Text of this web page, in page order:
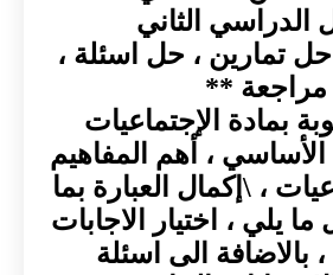
الدراسي الثاني
تمارين ، حل اسئلة ،
مراجعة **
بمادة الإجتماعيات
، أهم المفاهيم
، \إكمال العبارة بما
ما يلي ، اختيار الاجابات
بالاضافة الى اسئلة